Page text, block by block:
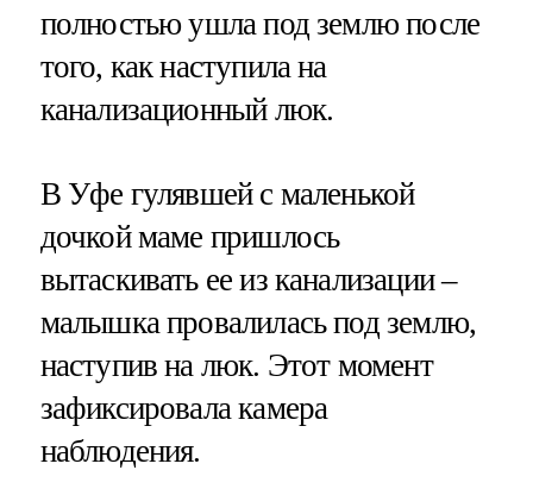
полностью ушла под землю после
того, как наступила на
канализационный люк.
В Уфе гулявшей с маленькой
дочкой маме пришлось
вытаскивать ее из канализации –
малышка провалилась под землю,
наступив на люк. Этот момент
зафиксировала камера
наблюдения.